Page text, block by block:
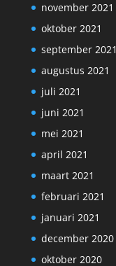
november 2021
oktober 2021
september 2021
augustus 2021
juli 2021
juni 2021
mei 2021
april 2021
maart 2021
februari 2021
januari 2021
december 2020
oktober 2020